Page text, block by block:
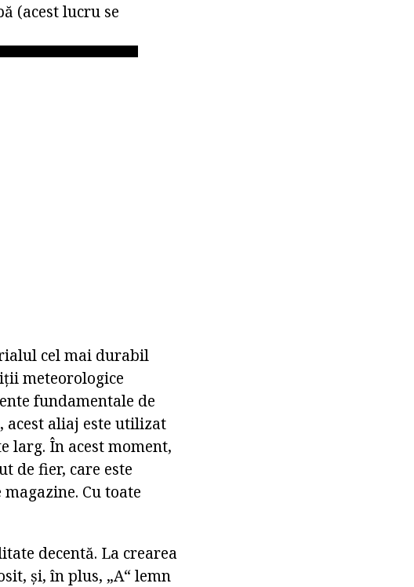
(acest lucru se
cel mai durabil
meteorologice
fundamentale de
aliaj este utilizat
larg. În acest moment,
de fier, care este
Cu toate
decentă. La crearea
și, în plus, „A“ lemn